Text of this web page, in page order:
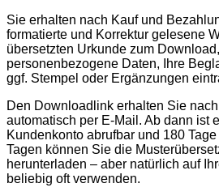
Sie erhalten nach Kauf und
formatierte und Korrektur gelesene
übersetzten Urkunde zum
personenbezogene Daten, Ihre
ggf. Stempel oder Ergänzungen
Den Downloadlink erhalten Sie
automatisch per E-Mail. Ab dann ist
Kundenkonto abrufbar und 180
Tagen können Sie die
herunterladen – aber natürlich auf
beliebig oft verwenden.